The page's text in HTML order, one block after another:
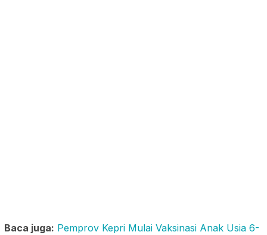
Baca juga: Pemprov Kepri Mulai Vaksinasi Anak Usia 6-